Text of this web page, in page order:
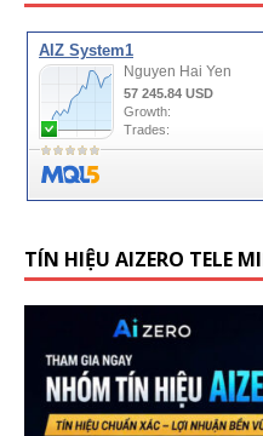
TÍN HIỆU AIZERO TELE